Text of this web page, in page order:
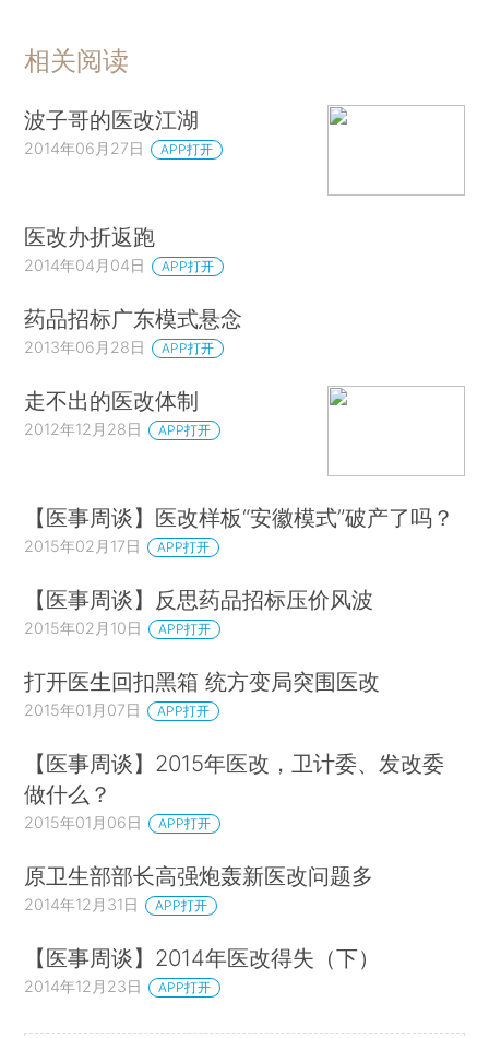
相关阅读
波子哥的医改江湖
2014年06月27日 APP打开
医改办折返跑
2014年04月04日 APP打开
药品招标广东模式悬念
2013年06月28日 APP打开
走不出的医改体制
2012年12月28日 APP打开
【医事周谈】医改样板“安徽模式”破产了吗？
2015年02月17日 APP打开
【医事周谈】反思药品招标压价风波
2015年02月10日 APP打开
打开医生回扣黑箱 统方变局突围医改
2015年01月07日 APP打开
【医事周谈】2015年医改，卫计委、发改委
做什么？
2015年01月06日 APP打开
原卫生部部长高强炮轰新医改问题多
2014年12月31日 APP打开
【医事周谈】2014年医改得失（下）
2014年12月23日 APP打开